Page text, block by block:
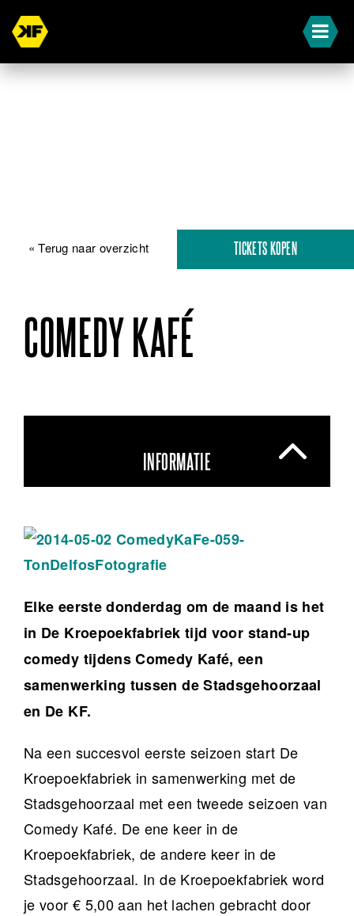
« Terug naar overzicht TICKETS KOPEN
COMEDY KAFÉ
INFORMATIE
Elke eerste donderdag om de maand is het
in De Kroepoekfabriek tijd voor stand-up
comedy tijdens Comedy Kafé, een
samenwerking tussen de Stadsgehoorzaal
en De KF.
Na een succesvol eerste seizoen start De
Kroepoekfabriek in samenwerking met de
Stadsgehoorzaal met een tweede seizoen van
Comedy Kafé. De ene keer in de
Kroepoekfabriek, de andere keer in de
Stadsgehoorzaal. In de Kroepoekfabriek word
je voor € 5,00 aan het lachen gebracht door